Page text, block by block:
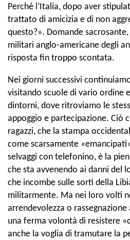
Perché l’Italia, dopo aver
trattato di amicizia e di non
questo?». Domande
militari anglo-americane degli
risposta fin troppo scontata.
Nei giorni successivi
visitando scuole di vario ordine
dintorni, dove ritroviamo le
appoggio e partecipazione. Ciò
ragazzi, che la stampa
come scarsamente
selvaggi con telefonino, è la
che sta avvenendo ai danni del
che incombe sulle sorti della
militarmente. Ma nei loro volti
arrendevolezza o
una ferma volontà di resistere
anche la voglia di tramutare la